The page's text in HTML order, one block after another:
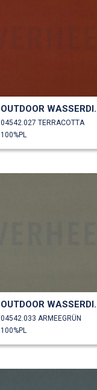
04542.027 TERRACOTTA
100%PL
04542.033 ARMEEGRÜN
100%PL